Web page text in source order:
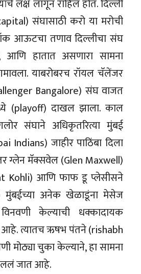
लक्ष लागून राहिलं होतं. दिल्ली
संघासाठी करो या मरोची
नॉक आऊटचा तणाव दिल्लीचा संघ
हातात असणारा सामना
याबरोबरच रॉयल चॅलेंजर
Bangalore) संघ वाजत
(playoff) दाखल झाला. काल
संघाने अधिकृतरित्या मुंबई
Indians) जाहीर पाठिंबा दिला
ग्लेन मॅक्सवेल (Glen Maxwell)
Kohli) आणि फाफ डू प्लेसीसने
मुंबईच्या अनेक खेळाडूंना मेसेज
केल्याची धक्कादायक
आहे. त्यातच ऋषभ पंतने (rishabh
मोठ्या चुका केल्याने, हा सामना
जात आहे.